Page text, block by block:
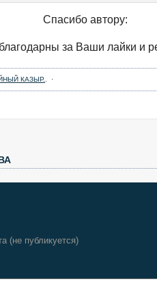
Спасибо автору:
за Ваши лайки и
КАЗЫР. . ·
(не публикуется)